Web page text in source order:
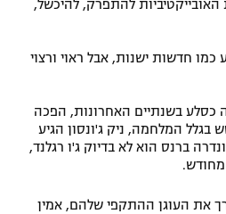
האובייקטיביות להתפרק, להיכשל,
כמו חדשות ישנות, אבל ראוי ורצוי
כסלע בשנתיים האחרונות, הפכה
בגלל המלחמה, ניק ג'ונסון הגיע
ברנס הוא לא בדיוק ג'ו רגלנד,
מחודש.
את העוגן ההתקפי שלהם, אמין